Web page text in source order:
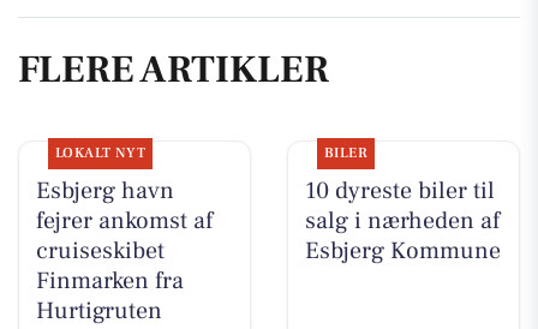
FLERE ARTIKLER
LOKALT NYT
Esbjerg havn
fejrer ankomst af
cruiseskibet
Finmarken fra
Hurtigruten
BILER
10 dyreste biler til
salg i nærheden af
Esbjerg Kommune